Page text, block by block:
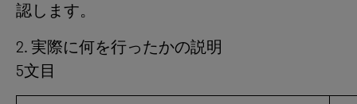
認します。
2. 実際に何を行ったかの説明
5文目